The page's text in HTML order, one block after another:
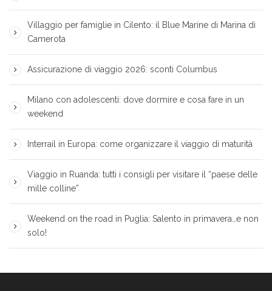
Villaggio per famiglie in Cilento: il Blue Marine di Marina di
Camerota
Assicurazione di viaggio 2026: sconti Columbus
Milano con adolescenti: dove dormire e cosa fare in un
weekend
Interrail in Europa: come organizzare il viaggio di maturità
Viaggio in Ruanda: tutti i consigli per visitare il “paese delle
mille colline”
Weekend on the road in Puglia: Salento in primavera…e non
solo!